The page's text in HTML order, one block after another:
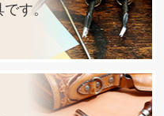
です。